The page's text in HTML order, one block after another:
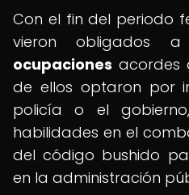
Con el fin del periodo
vieron obligados
ocupaciones acordes
de ellos optaron por
policía o el
habilidades en el
del código bushido
en la administración